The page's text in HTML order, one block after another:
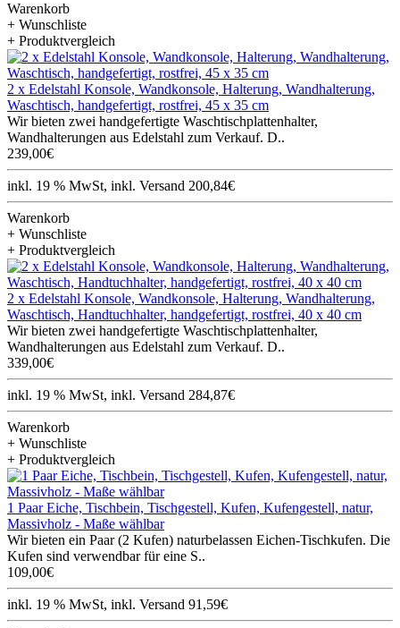
Warenkorb
+ Wunschliste
+ Produktvergleich
2 x Edelstahl Konsole, Wandkonsole, Halterung, Wandhalterung,
Waschtisch, handgefertigt, rostfrei, 45 x 35 cm
Wir bieten zwei handgefertigte Waschtischplattenhalter,
Wandhalterungen aus Edelstahl zum Verkauf. D..
239,00€
inkl. 19 % MwSt, inkl. Versand 200,84€
Warenkorb
+ Wunschliste
+ Produktvergleich
2 x Edelstahl Konsole, Wandkonsole, Halterung, Wandhalterung,
Waschtisch, Handtuchhalter, handgefertigt, rostfrei, 40 x 40 cm
Wir bieten zwei handgefertigte Waschtischplattenhalter,
Wandhalterungen aus Edelstahl zum Verkauf. D..
339,00€
inkl. 19 % MwSt, inkl. Versand 284,87€
Warenkorb
+ Wunschliste
+ Produktvergleich
1 Paar Eiche, Tischbein, Tischgestell, Kufen, Kufengestell, natur,
Massivholz - Maße wählbar
Wir bieten ein Paar (2 Kufen) naturbelassen Eichen-Tischkufen. Die
Kufen sind verwendbar für eine S..
109,00€
inkl. 19 % MwSt, inkl. Versand 91,59€